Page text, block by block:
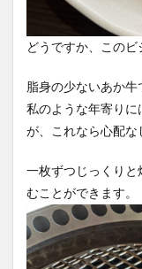
どうですか、このビ
脂身の少ないあか牛
私のような年寄りに
が、これなら心配な
一枚ずつじっくりと
むことができます。